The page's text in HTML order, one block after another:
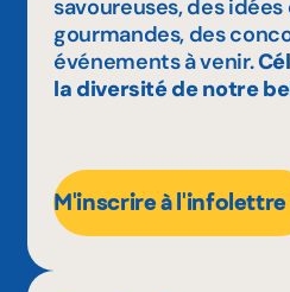
savoureuses, des
gourmandes, des
événements à venir.
la diversité de notre
M'inscrire à l'infolettre